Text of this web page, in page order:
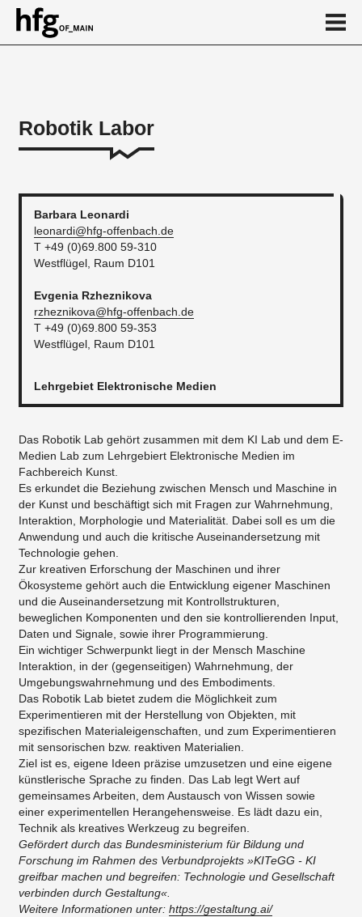
Über
Robotik Labor
Barbara Leonardi
leonardi@hfg-offenbach.de
T +49 (0)69.800 59-310
Westflügel, Raum D101
Evgenia Rzheznikova
rzheznikova@hfg-offenbach.de
T +49 (0)69.800 59-353
Westflügel, Raum D101
Lehrgebiet Elektronische Medien
Das Robotik Lab gehört zusammen mit dem KI Lab und dem E-
Medien Lab zum Lehrgebiert Elektronische Medien im
Fachbereich Kunst.
Es erkundet die Beziehung zwischen Mensch und Maschine in
der Kunst und beschäftigt sich mit Fragen zur Wahrnehmung,
Interaktion, Morphologie und Materialität. Dabei soll es um die
Anwendung und auch die kritische Auseinandersetzung mit
Technologie gehen.
Zur kreativen Erforschung der Maschinen und ihrer
Ökosysteme gehört auch die Entwicklung eigener Maschinen
und die Auseinandersetzung mit Kontrollstrukturen,
beweglichen Komponenten und den sie kontrollierenden Input,
Daten und Signale, sowie ihrer Programmierung.
Ein wichtiger Schwerpunkt liegt in der Mensch Maschine
Interaktion, in der (gegenseitigen) Wahrnehmung, der
Umgebungswahrnehmung und des Embodiments.
Das Robotik Lab bietet zudem die Möglichkeit zum
Experimentieren mit der Herstellung von Objekten, mit
spezifischen Materialeigenschaften, und zum Experimentieren
mit sensorischen bzw. reaktiven Materialien.
Ziel ist es, eigene Ideen präzise umzusetzen und eine eigene
künstlerische Sprache zu finden. Das Lab legt Wert auf
gemeinsames Arbeiten, dem Austausch von Wissen sowie
einer experimentellen Herangehensweise. Es lädt dazu ein,
Technik als kreatives Werkzeug zu begreifen.
Gefördert durch das Bundesministerium für Bildung und
Forschung im Rahmen des Verbundprojekts »KITeGG - KI
greifbar machen und begreifen: Technologie und Gesellschaft
verbinden durch Gestaltung«.
Weitere Informationen unter: https://gestaltung.ai/